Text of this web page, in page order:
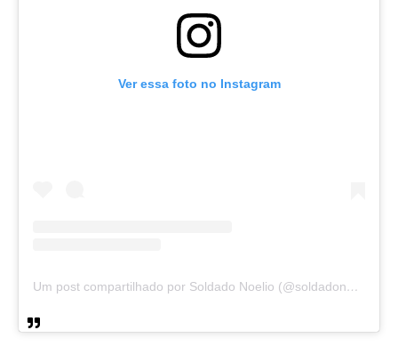
Ver essa foto no Instagram
Um post compartilhado por Soldado Noelio (@soldadonoelio)